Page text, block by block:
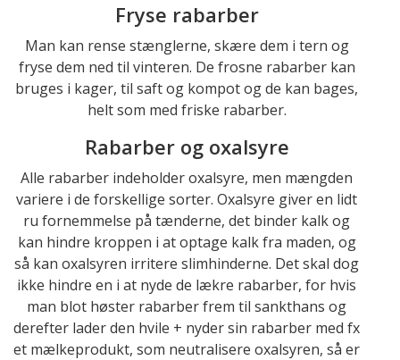
Fryse rabarber
Man kan rense stænglerne, skære dem i tern og
fryse dem ned til vinteren. De frosne rabarber kan
bruges i kager, til saft og kompot og de kan bages,
helt som med friske rabarber.
Rabarber og oxalsyre
Alle rabarber indeholder oxalsyre, men mængden
variere i de forskellige sorter. Oxalsyre giver en lidt
ru fornemmelse på tænderne, det binder kalk og
kan hindre kroppen i at optage kalk fra maden, og
så kan oxalsyren irritere slimhinderne. Det skal dog
ikke hindre en i at nyde de lækre rabarber, for hvis
man blot høster rabarber frem til sankthans og
derefter lader den hvile + nyder sin rabarber med fx
et mælkeprodukt, som neutralisere oxalsyren, så er